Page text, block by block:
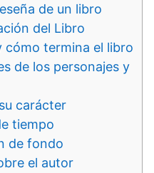
de un libro
del Libro
cómo termina el libro
de los personajes y
carácter
tiempo
de fondo
el autor